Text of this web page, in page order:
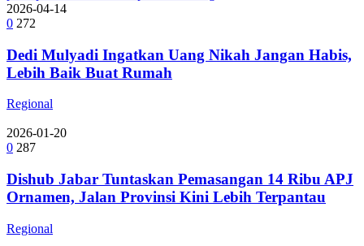
2026-04-14
0 272
Dedi Mulyadi Ingatkan Uang Nikah Jangan Habis,
Lebih Baik Buat Rumah
Regional
2026-01-20
0 287
Dishub Jabar Tuntaskan Pemasangan 14 Ribu APJ
Ornamen, Jalan Provinsi Kini Lebih Terpantau
Regional